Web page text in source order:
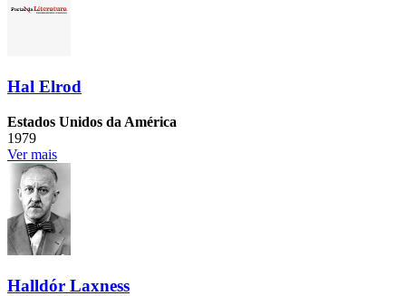
Hal Elrod
Estados Unidos da América
1979
Ver mais
Halldór Laxness